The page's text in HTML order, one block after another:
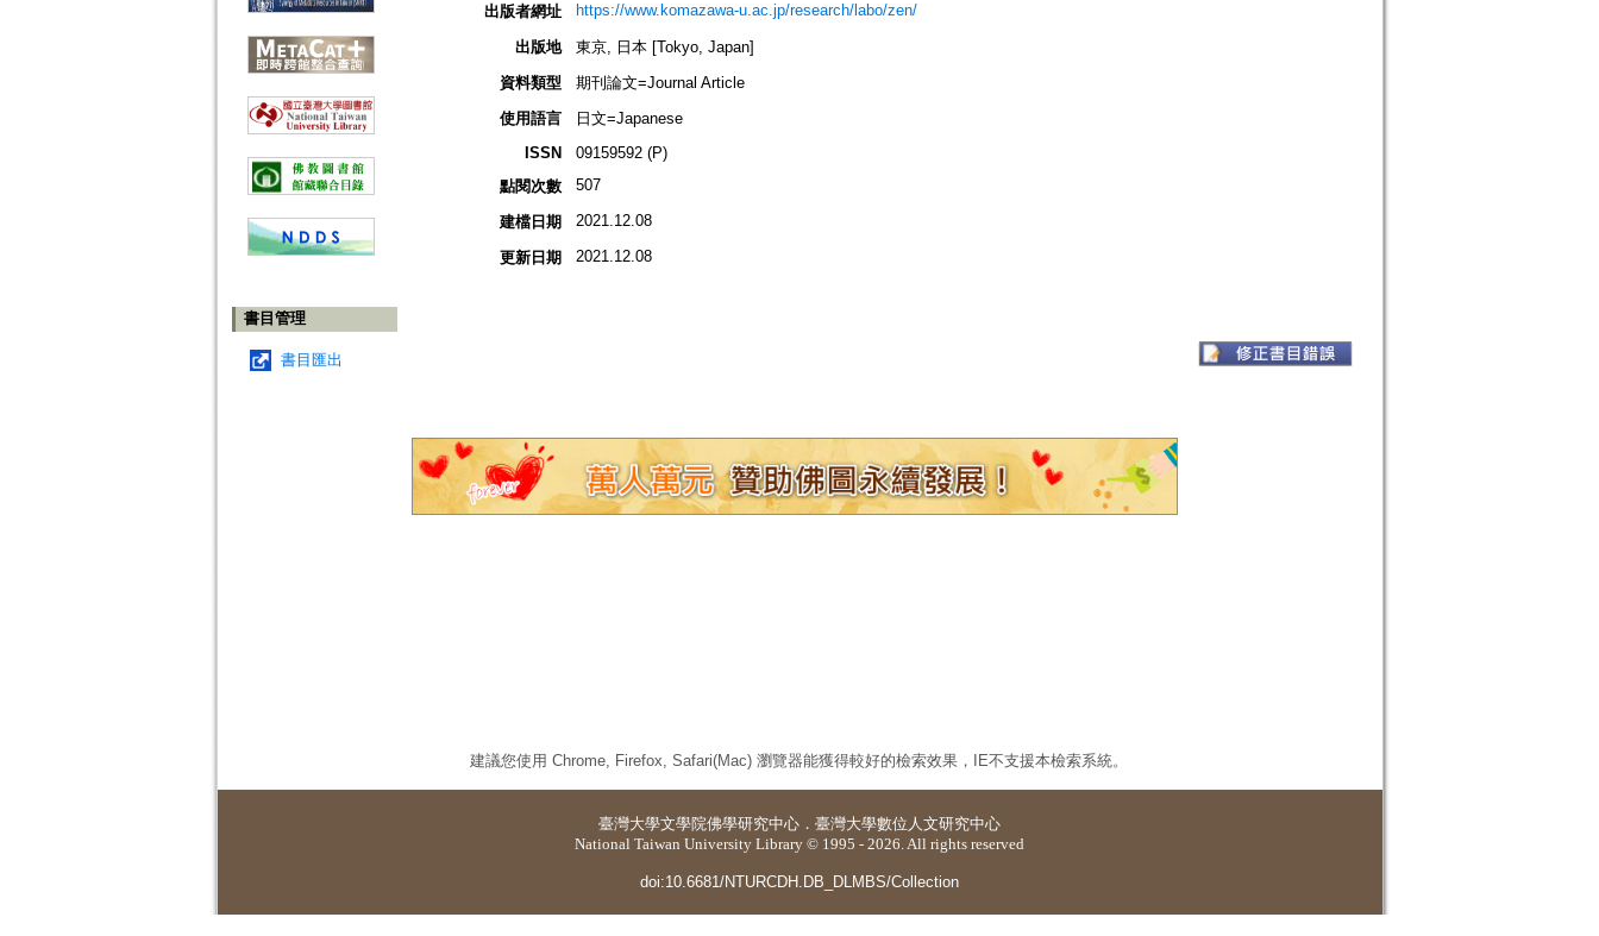
書目管理
書目匯出
出版者網址
https://www.komazawa-u.ac.jp/research/labo/zen/
出版地
東京, 日本 [Tokyo, Japan]
資料類型
期刊論文=Journal Article
使用語言
日文=Japanese
ISSN
09159592 (P)
點閱次數
507
建檔日期 2021.12.08
更新日期 2021.12.08
建議您使用 Chrome, Firefox, Safari(Mac) 瀏覽器能獲得較好的檢索效果，IE不支援本檢索系統。
臺灣大學文學院佛學研究中心 ． 臺灣大學數位人文研究中心
National Taiwan University Library © 1995 - 2026. All rights reserved
doi:10.6681/NTURCDH.DB_DLMBS/Collection